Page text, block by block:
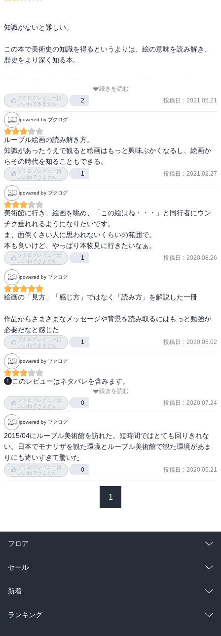
知識がないと難しい。
この本で美術史の知識を得るというよりは、絵の意味を読み解き、
歴史をより深く知る本。
知識を得ており、それぞれの絵画に自分なりの解釈を持っている人
が読むと教養を得られると思う。
もう少し深く知識を得てからまた読み返そうと思う。
続きを読む
ブクログレビューは
いいねできません
2 投稿日 : 2021.05.21
powered by ブクログ
ルーブル絵画の読み解き方。
知識があったうえで観ると絵画はもっと興味ぶかくなるし、絵画か
らその時代を知ることもできる。
ブクログレビューは
いいねできません
1 投稿日 : 2021.02.27
powered by ブクログ
美術館に行き、絵画を眺め、「この絵はね・・・」と同行者にウン
チク垂れれるようになりたいです。
ま、面倒くさい人に思われないくらいの範囲で。
本も良いけど、やっぱり本物見に行きたいなぁ。
ブクログレビューは
いいねできません
1 投稿日 : 2020.08.26
powered by ブクログ
絵画の「見方」「感じ方」ではなく「読み方」を解説した一冊
作品からさまざまなメッセージや背景を読み取るにはもっと勉強が
必要だなと感じた
ブクログレビューは
いいねできません
1 投稿日 : 2020.08.02
powered by ブクログ
このレビューはネタバレを含みます。
代表的な作品のもつストーリーを、簡単に知るためのガイドブック
としては最適。
この作品の作者の他の作品との関連は？とか、他の作者との相違
点・類似点は？とか、もっと深く知りたい場合は別の本を読もう。
作品の時代背景とか、細かい部分のアイコン・アトリビュートの意
味も知りたいなと思った。
逆に言えば、本書で本当の教養が身につくわけではないし、知るこ
ともできないだろう。あくまでも入門書としてのみ活用すべし。
続きを読む
ブクログレビューは
いいねできません
0 投稿日 : 2020.07.24
powered by ブクログ
2015/04にルーブル美術館を訪れた。短時間ではとても回りきれな
い。日本でモナリザを観た環境とルーブル美術館で観た環境があま
ブクログレビューは
いいねできません
0 投稿日 : 2020.06.21
1
フロア
総合
ラノベ
雑誌・グラビア
セール
総合
ラノベ
新着
総合
ランキング